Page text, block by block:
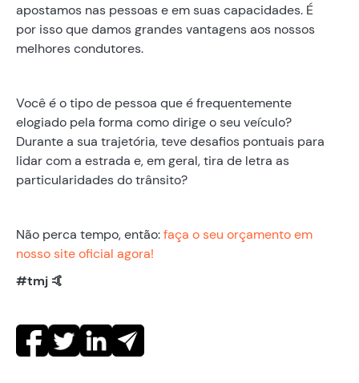
apostamos nas pessoas e em suas capacidades. É
por isso que damos grandes vantagens aos nossos
melhores condutores.
Você é o tipo de pessoa que é frequentemente
elogiado pela forma como dirige o seu veículo?
Durante a sua trajetória, teve desafios pontuais para
lidar com a estrada e, em geral, tira de letra as
particularidades do trânsito?
Não perca tempo, então:faça o seu orçamento em
nosso site oficial agora!
#tmj 🤙